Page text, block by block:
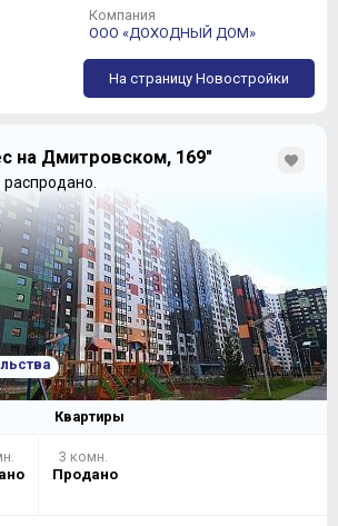
Компания
ООО «ДОХОДНЫЙ ДОМ»
На страницу Новостройки
на Дмитровском, 169"
распродано.
Квартиры
3 комн.
Продано